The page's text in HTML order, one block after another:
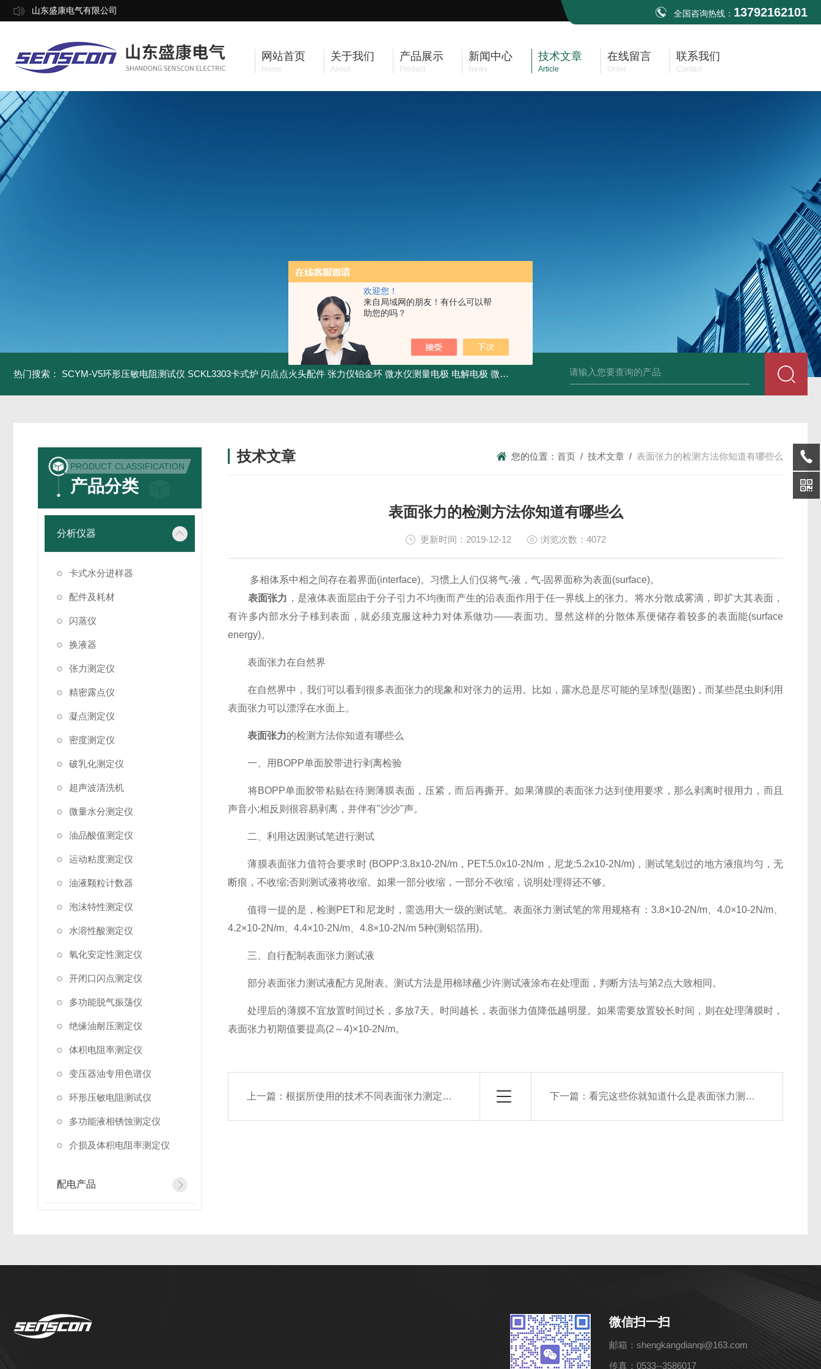
欢迎您！
来自局域网的朋友！有什么可以帮
助您的吗？
山东盛康电气有限公司 全国咨询热线： 13792162101
网站首页
Home
关于我们
About
产品展示
Product
新闻中心
News
技术文章
Article
在线留言
Order
联系我们
Contact
热门搜索： SCYM-V5环形压敏电阻测试仪 SCKL3303卡式炉 闪点点火头配件 张力仪铂金环 微水仪测量电极 电解电极 微水仪干燥管 张力测定仪样品杯玻璃杯 酸值测定仪中和液萃取液 微水仪电解液
PRODUCT CLASSIFICATION
产品分类
分析仪器
卡式水分进样器
配件及耗材
闪蒸仪
换液器
张力测定仪
精密露点仪
凝点测定仪
密度测定仪
破乳化测定仪
超声波清洗机
微量水分测定仪
油品酸值测定仪
运动粘度测定仪
油液颗粒计数器
泡沫特性测定仪
水溶性酸测定仪
氧化安定性测定仪
开闭口闪点测定仪
多功能脱气振荡仪
绝缘油耐压测定仪
体积电阻率测定仪
变压器油专用色谱仪
环形压敏电阻测试仪
多功能液相锈蚀测定仪
介损及体积电阻率测定仪
配电产品
技术文章 您的位置： 首页 / 技术文章 / 表面张力的检测方法你知道有哪些么
表面张力的检测方法你知道有哪些么
更新时间：2019-12-12 浏览次数：4072
多相体系中相之间存在着界面(interface)。习惯上人们仅将气-液，气-固界面称为表面(surface)。
表面张力 ，是液体表面层由于分子引力不均衡而产生的沿表面作用于任一界线上的张力。将水分散成雾滴，即扩大其表面，
有许多内部水分子移到表面，就必须克服这种力对体系做功——表面功。显然这样的分散体系便储存着较多的表面能(surface
energy)。
表面张力在自然界
在自然界中，我们可以看到很多表面张力的现象和对张力的运用。比如，露水总是尽可能的呈球型(题图)，而某些昆虫则利用
表面张力可以漂浮在水面上。
表面张力的检测方法你知道有哪些么
一、用BOPP单面胶带进行剥离检验
将BOPP单面胶带粘贴在待测薄膜表面，压紧，而后再撕开。如果薄膜的表面张力达到使用要求，那么剥离时很用力，而且
声音小;相反则很容易剥离，并伴有"沙沙"声。
二、利用达因测试笔进行测试
薄膜表面张力值符合要求时 (BOPP:3.8x10-2N/m，PET:5.0x10-2N/m，尼龙:5.2x10-2N/m)，测试笔划过的地方液痕均匀，无
断痕，不收缩;否则测试液将收缩。如果一部分收缩，一部分不收缩，说明处理得还不够。
值得一提的是，检测PET和尼龙时，需选用大一级的测试笔。表面张力测试笔的常用规格有：3.8×10-2N/m、4.0×10-2N/m、
4.2×10-2N/m、4.4×10-2N/m、4.8×10-2N/m 5种(测铝箔用)。
三、自行配制表面张力测试液
部分表面张力测试液配方见附表。测试方法是用棉球蘸少许测试液涂布在处理面，判断方法与第2点大致相同。
处理后的薄膜不宜放置时间过长，多放7天。时间越长，表面张力值降低越明显。如果需要放置较长时间，则在处理薄膜时，
表面张力初期值要提高(2～4)×10-2N/m。
上一篇：根据所使用的技术不同表面张力测定仪有哪些分类 下一篇： 看完这些你就知道什么是表面张力测定仪了
微信扫一扫
邮箱：shengkangdianqi@163.com
传真：0533--3586017